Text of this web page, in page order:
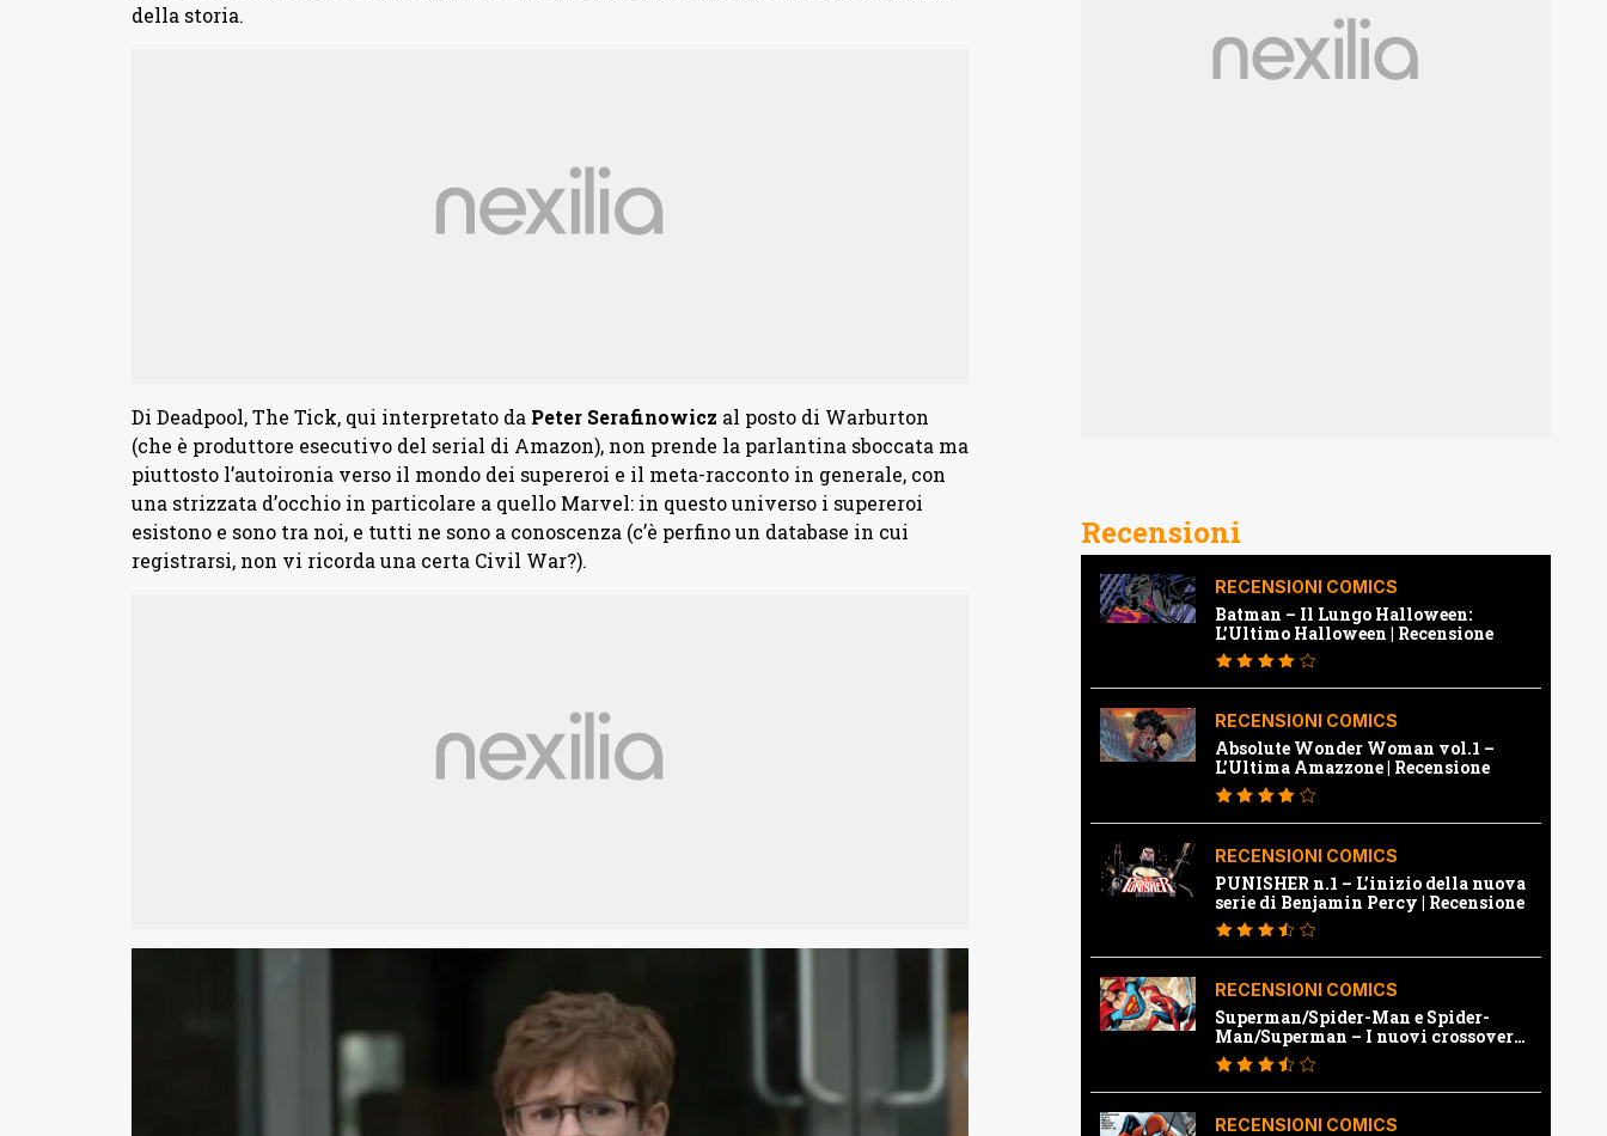
della storia.
Di Deadpool, The Tick, qui interpretato da Peter Serafinowicz al posto di Warburton
(che è produttore esecutivo del serial di Amazon), non prende la parlantina sboccata ma
piuttosto l’autoironia verso il mondo dei supereroi e il meta-racconto in generale, con
una strizzata d’occhio in particolare a quello Marvel: in questo universo i supereroi
esistono e sono tra noi, e tutti ne sono a conoscenza (c’è perfino un database in cui
registrarsi, non vi ricorda una certa Civil War?).
Recensioni
RECENSIONI COMICS
Batman – Il Lungo Halloween:
L’Ultimo Halloween | Recensione
RECENSIONI COMICS
Absolute Wonder Woman vol.1 –
L’Ultima Amazzone | Recensione
RECENSIONI COMICS
PUNISHER n.1 – L’inizio della nuova
serie di Benjamin Percy | Recensione
RECENSIONI COMICS
Superman/Spider-Man e Spider-
Man/Superman – I nuovi crossover
Marvel e Dc | Recensione
RECENSIONI COMICS